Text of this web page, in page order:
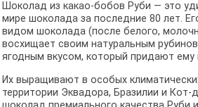
Шоколад из какао-бобов Руби — это
мире шоколада за последние 80 лет.
видом шоколада (после белого,
восхищает своим натуральным
ягодным вкусом, который придают ему
Их выращивают в особых
территории Эквадора, Бразилии и Кот-